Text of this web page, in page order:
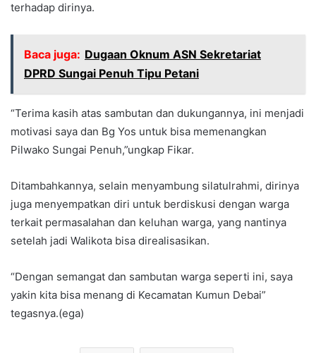
terhadap dirinya.
Baca juga: Dugaan Oknum ASN Sekretariat
DPRD Sungai Penuh Tipu Petani
“Terima kasih atas sambutan dan dukungannya, ini menjadi
motivasi saya dan Bg Yos untuk bisa memenangkan
Pilwako Sungai Penuh,”ungkap Fikar.
Ditambahkannya, selain menyambung silatulrahmi, dirinya
juga menyempatkan diri untuk berdiskusi dengan warga
terkait permasalahan dan keluhan warga, yang nantinya
setelah jadi Walikota bisa direalisasikan.
“Dengan semangat dan sambutan warga seperti ini, saya
yakin kita bisa menang di Kecamatan Kumun Debai”
tegasnya.(ega)